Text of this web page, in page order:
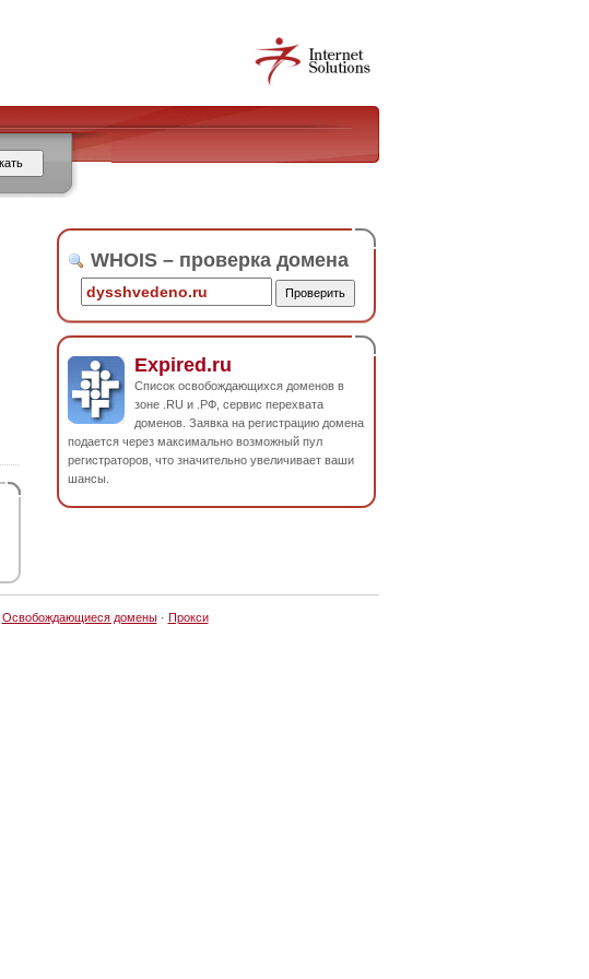
WHOIS – проверка домена
Expired.ru
Список освобождающихся доменов в
зоне .RU и .РФ, сервис перехвата
доменов. Заявка на регистрацию домена
подается через максимально возможный пул
регистраторов, что значительно увеличивает ваши
шансы.
Освобождающиеся домены· Прокси